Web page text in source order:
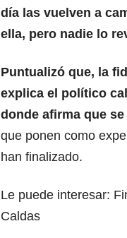
día las vuelven a
ella, pero nadie lo
Puntualizó que, la
explica el político
donde afirma que
que ponen como
han finalizado.
Le puede interesar:
Caldas